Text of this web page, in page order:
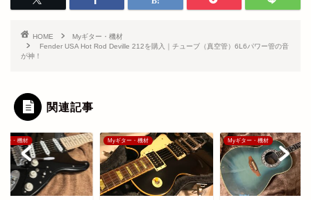
HOME
Myギター・機材
Fender USA Hot Rod Deville 212を購入｜チューブ（真空管）6L6パワー管の音
が神！
関連記事
ー・機材 Myギター・機材 Myギター・機材